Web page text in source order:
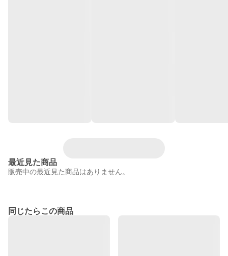
最近見た商品
販売中の最近見た商品はありません。
同じたらこの商品